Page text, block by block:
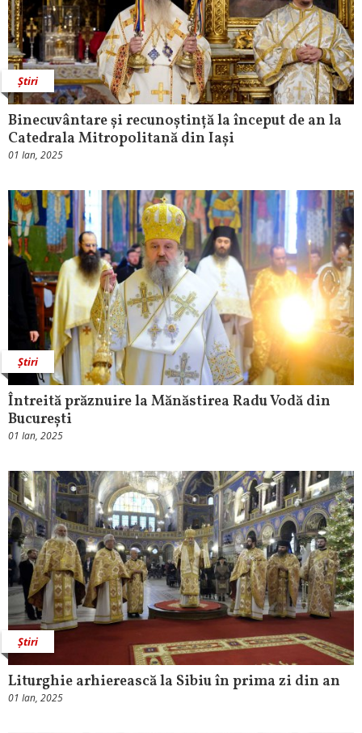
Știri
Binecuvântare și recunoștință la început de an la
Catedrala Mitropolitană din Iași
01 Ian, 2025
Știri
Întreită prăznuire la Mănăstirea Radu Vodă din
București
01 Ian, 2025
Știri
Liturghie arhierească la Sibiu în prima zi din an
01 Ian, 2025